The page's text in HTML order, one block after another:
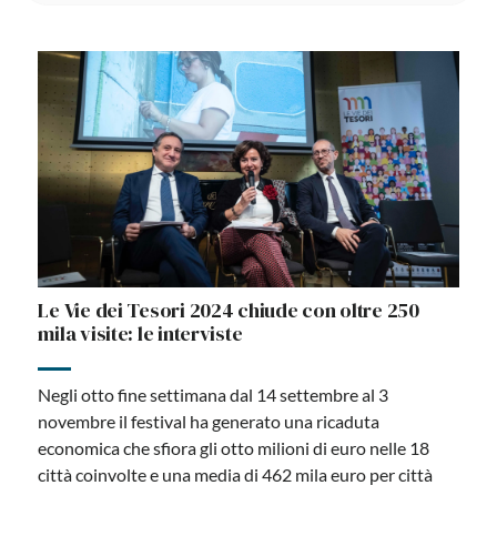
Le Vie dei Tesori 2024 chiude con oltre 250
mila visite: le interviste
Negli otto fine settimana dal 14 settembre al 3
novembre il festival ha generato una ricaduta
economica che sfiora gli otto milioni di euro nelle 18
città coinvolte e una media di 462 mila euro per città